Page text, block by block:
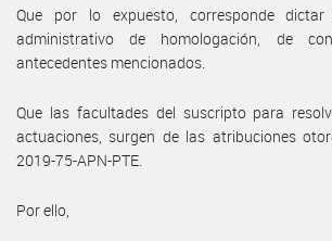
Que por lo expuesto, corresponde
administrativo de homologación, de
antecedentes mencionados.
Que las facultades del suscripto para
actuaciones, surgen de las atribuciones
2019-75-APN-PTE.
Por ello,